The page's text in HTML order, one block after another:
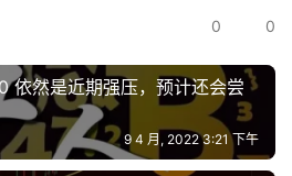
0 0
依然是近期强压，预计还会尝
9 4 月, 2022 3:21 下午